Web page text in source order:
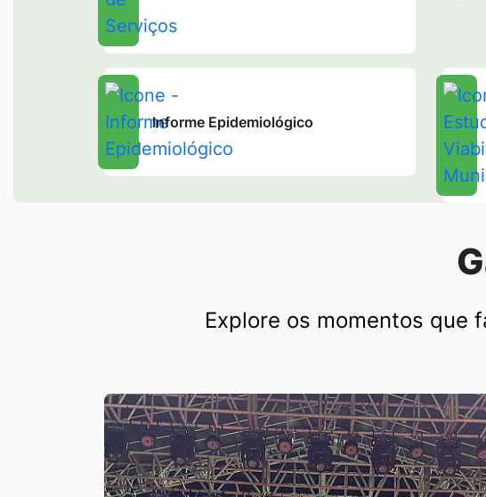
Informe Epidemiológico
Explore os momentos que